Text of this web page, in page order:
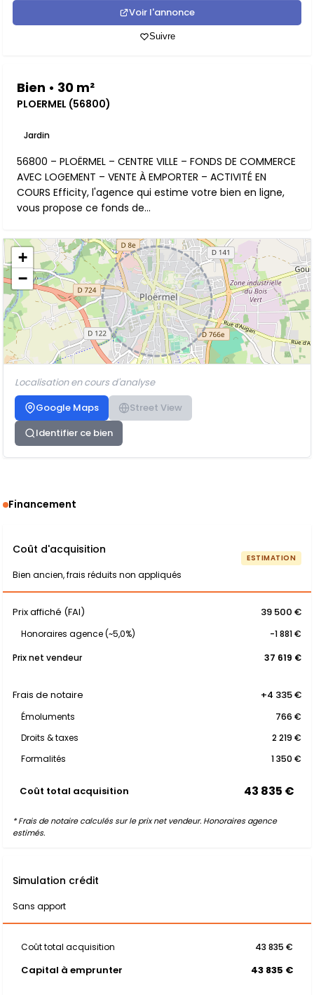
Voir l'annonce
Suivre
Bien • 30 m²
PLOERMEL (56800)
Jardin
56800 – PLOËRMEL – CENTRE VILLE – FONDS DE COMMERCE
AVEC LOGEMENT – VENTE À EMPORTER – ACTIVITÉ EN
COURS Efficity, l'agence qui estime votre bien en ligne,
vous propose ce fonds de...
+
−
Localisation en cours d'analyse
Google Maps
Street View
Identifier ce bien
Financement
Coût d'acquisition
Bien ancien, frais réduits non appliqués
ESTIMATION
Prix affiché (FAI) 39 500 €
Honoraires agence (~5,0%)
-1 881 €
Prix net vendeur
37 619 €
Frais de notaire +4 335 €
Émoluments
766 €
Droits & taxes
2 219 €
Formalités
1 350 €
Coût total acquisition 43 835 €
* Frais de notaire calculés sur le prix net vendeur. Honoraires agence
estimés.
Simulation crédit
Sans apport
Coût total acquisition 43 835 €
Capital à emprunter 43 835 €